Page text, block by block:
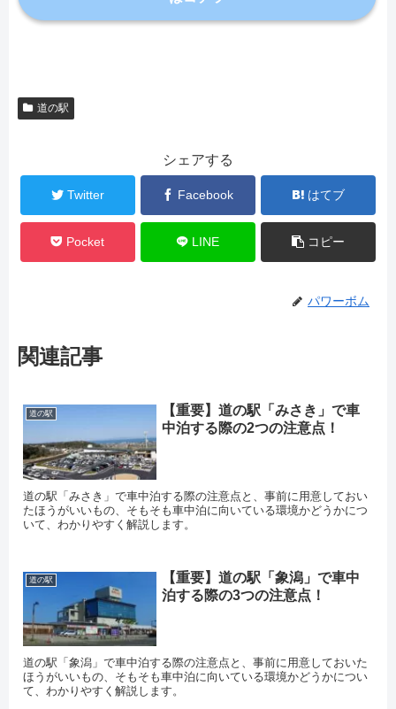
道の駅
シェアする
Twitter Facebook はてブ
Pocket LINE コピー
パワーボム
関連記事
道の駅
【重要】道の駅「みさき」で車
中泊する際の2つの注意点！
道の駅「みさき」で車中泊する際の注意点と、事前に用意しておい
たほうがいいもの、そもそも車中泊に向いている環境かどうかにつ
いて、わかりやすく解説します。
道の駅
【重要】道の駅「象潟」で車中
泊する際の3つの注意点！
道の駅「象潟」で車中泊する際の注意点と、事前に用意しておいた
ほうがいいもの、そもそも車中泊に向いている環境かどうかについ
て、わかりやすく解説します。